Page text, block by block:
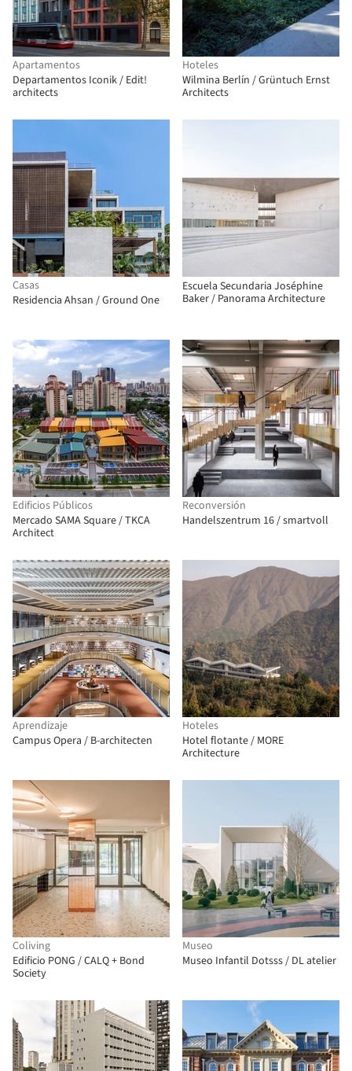
Apartamentos
Departamentos Iconik / Edit!
architects
Hoteles
Wilmina Berlín / Grüntuch Ernst
Architects
Casas
Residencia Ahsan / Ground One
Escuela Secundaria Joséphine
Baker / Panorama Architecture
Edificios Públicos
Mercado SAMA Square / TKCA
Architect
Reconversión
Handelszentrum 16 / smartvoll
Aprendizaje
Campus Opera / B-architecten
Hoteles
Hotel flotante / MORE
Architecture
Coliving
Edificio PONG / CALQ + Bond
Society
Museo
Museo Infantil Dotsss / DL atelier